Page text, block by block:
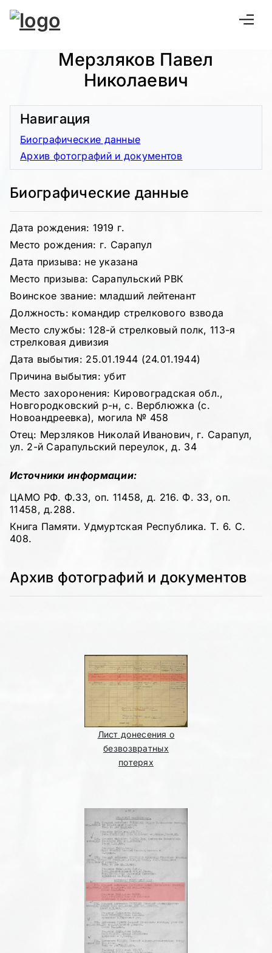
Мерзляков Павел
Николаевич
Биографические данные
Дата рождения: 1919 г.
Место рождения: г. Сарапул
Дата призыва: не указана
Место призыва: Сарапульский РВК
Воинское звание: младший лейтенант
Должность: командир стрелкового взвода
Место службы: 128-й стрелковый полк, 113-я
стрелковая дивизия
Дата выбытия: 25.01.1944 (24.01.1944)
Причина выбытия: убит
Место захоронения: Кировоградская обл.,
Новгородковский р-н, с. Верблюжка (с.
Новоандреевка), могила № 458
Отец: Мерзляков Николай Иванович, г. Сарапул,
ул. 2-й Сарапульский переулок, д. 34
Источники информации:
ЦАМО РФ. Ф.33, оп. 11458, д. 216. Ф. 33, оп.
11458, д.288.
Книга Памяти. Удмуртская Республика. Т. 6. С.
408.
Навигация
Биографические данные
Архив фотографий и документов
Архив фотографий и документов
Лист донесения о
безвозвратных
потерях